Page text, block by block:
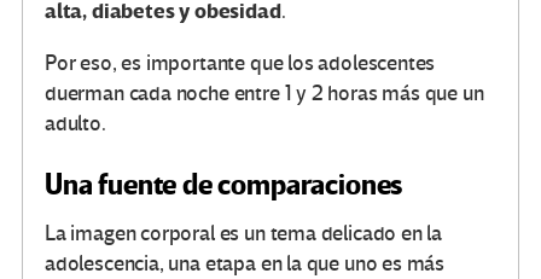
alta, diabetes y obesidad.
Por eso, es importante que los adolescentes
duerman cada noche entre 1 y 2 horas más que un
adulto.
Una fuente de comparaciones
La imagen corporal es un tema delicado en la
adolescencia, una etapa en la que uno es más